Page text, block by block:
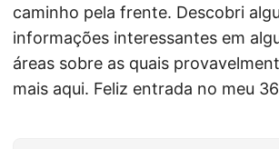
caminho pela frente. Descobri
informações interessantes em
áreas sobre as quais
mais aqui. Feliz entrada no meu